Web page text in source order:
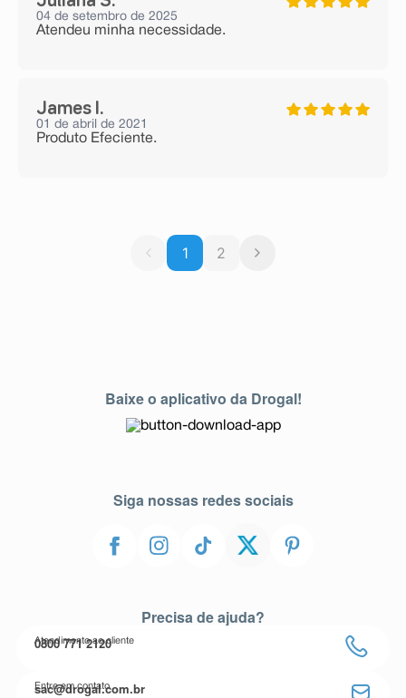
04 de setembro de 2025
Atendeu minha necessidade.
James I.
01 de abril de 2021
Produto Efeciente.
1 2
Baixe o aplicativo da Drogal!
Siga nossas redes sociais
Precisa de ajuda?
Atendimento ao cliente
0800 771 2120
Entre em contato
sac@drogal.com.br